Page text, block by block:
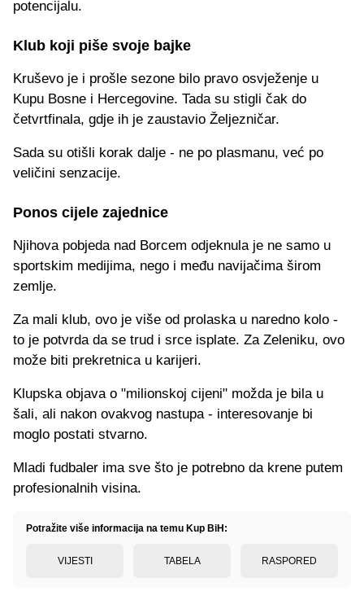
potencijalu.
Klub koji piše svoje bajke
Kruševo je i prošle sezone bilo pravo osvježenje u
Kupu Bosne i Hercegovine. Tada su stigli čak do
četvrtfinala, gdje ih je zaustavio Željezničar.
Sada su otišli korak dalje - ne po plasmanu, već po
veličini senzacije.
Ponos cijele zajednice
Njihova pobjeda nad Borcem odjeknula je ne samo u
sportskim medijima, nego i među navijačima širom
zemlje.
Za mali klub, ovo je više od prolaska u naredno kolo -
to je potvrda da se trud i srce isplate. Za Zeleniku, ovo
može biti prekretnica u karijeri.
Klupska objava o "milionskoj cijeni" možda je bila u
šali, ali nakon ovakvog nastupa - interesovanje bi
moglo postati stvarno.
Mladi fudbaler ima sve što je potrebno da krene putem
profesionalnih visina.
Potražite više informacija na temu Kup BiH:
VIJESTI TABELA RASPORED